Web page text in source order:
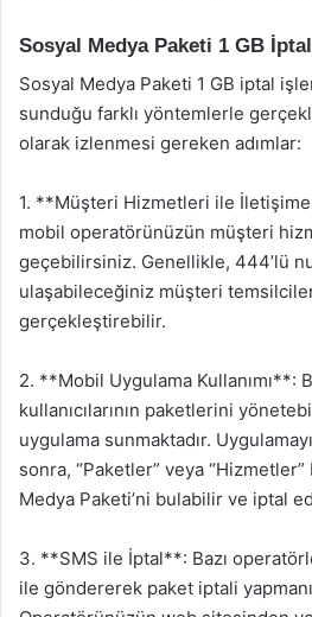
Sosyal Medya Paketi 1 GB
Sosyal Medya Paketi 1 GB iptal
sunduğu farklı yöntemlerle
olarak izlenmesi gereken adımlar:
1. **Müşteri Hizmetleri ile
mobil operatörünüzün müşteri
geçebilirsiniz. Genellikle, 444’lü
ulaşabileceğiniz müşteri
gerçekleştirebilir.
2. **Mobil Uygulama Kullanımı**:
kullanıcılarının paketlerini
uygulama sunmaktadır.
sonra, “Paketler” veya
Medya Paketi’ni bulabilir ve iptal
3. **SMS ile İptal**: Bazı
ile göndererek paket iptali